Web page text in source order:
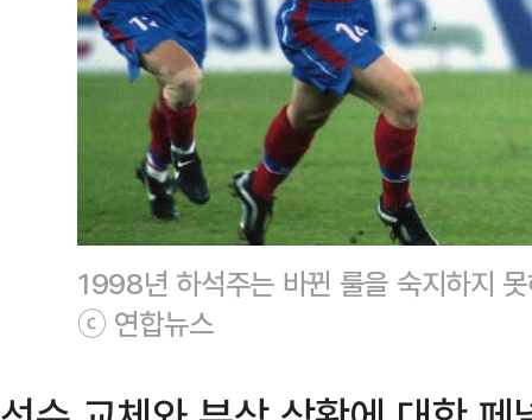
1998년 하석주는 바뀐 룰을 숙지하지
ⓒ 연합뉴스